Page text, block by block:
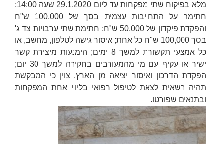
מלא בפיקוח שתי מפקחות עד ליום 29.1.2020 שעה 14:00;
חתימה על התחייבות עצמית בסך של 100,000 ש"ח
והפקדת פיקדון של 50,000 ש"ח; חתימת שתי ערבויות צד ג'
בסך 100,000 ש"ח כל אחת; איסור גישה לטלפון, מחשב, או
כל אמצעי תקשורת למשך 8 ימים; הימנעות מיצירת קשר
ישיר או עקיף עם מי מהמעורבים בחקירה למשך 30 יום;
הפקדת הדרכון ואיסור יציאה מן הארץ. צוין כי המבקשת
תהיה רשאית לצאת לטיפול רפואי בליווי אחת המפקחות
ובתנאים שפורטו.